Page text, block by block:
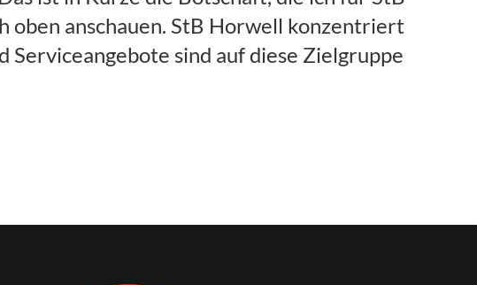
oben anschauen. StB Horwell konzentriert
Serviceangebote sind auf diese Zielgruppe